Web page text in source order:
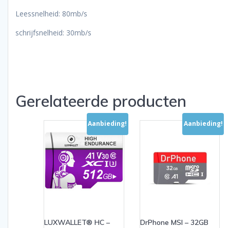
Leessnelheid: 80mb/s
schrijfsnelheid: 30mb/s
Gerelateerde producten
Aanbieding!
LUXWALLET® HC –
Aanbieding!
DrPhone MSI – 32GB